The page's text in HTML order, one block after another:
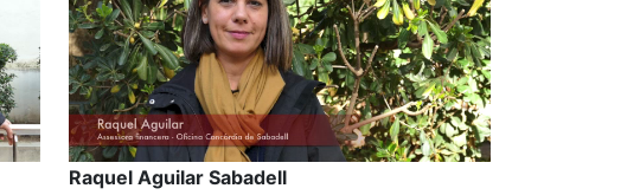
Raquel Aguilar Sabadell